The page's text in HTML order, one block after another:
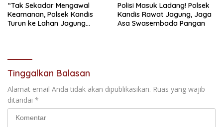
“Tak Sekadar Mengawal
Keamanan, Polsek Kandis
Turun ke Lahan Jagung
Polisi Masuk Ladang! Polsek
Kandis Rawat Jagung, Jaga
Asa Swasembada Pangan
Tinggalkan Balasan
Alamat email Anda tidak akan dipublikasikan. Ruas yang wajib
ditandai *